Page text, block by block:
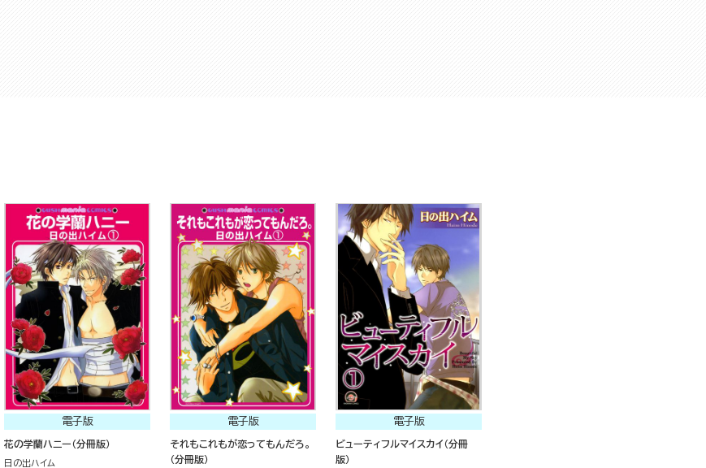
電子版
花の学蘭ハニー（分冊版）
日の出ハイム
電子版
それもこれもが恋ってもんだろ。
（分冊版）
電子版
ビューティフルマイスカイ（分冊
版）